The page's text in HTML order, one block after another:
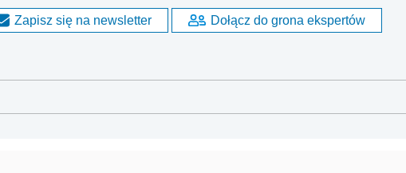
Zapisz się na newsletter Dołącz do grona ekspertów